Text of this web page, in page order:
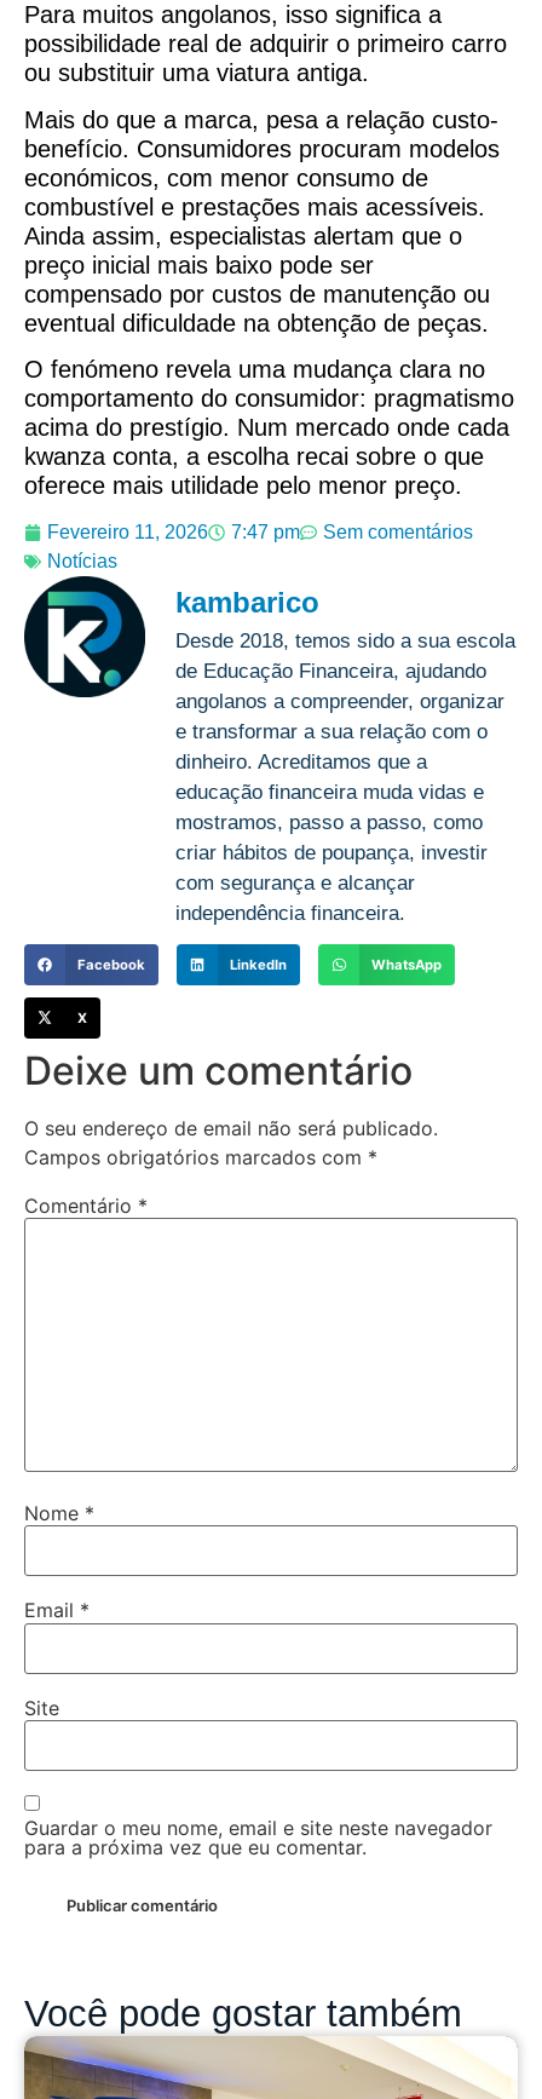
Para muitos angolanos, isso significa a
possibilidade real de adquirir o primeiro carro
ou substituir uma viatura antiga.
Mais do que a marca, pesa a relação custo-
benefício. Consumidores procuram modelos
económicos, com menor consumo de
combustível e prestações mais acessíveis.
Ainda assim, especialistas alertam que o
preço inicial mais baixo pode ser
compensado por custos de manutenção ou
eventual dificuldade na obtenção de peças.
O fenómeno revela uma mudança clara no
comportamento do consumidor: pragmatismo
acima do prestígio. Num mercado onde cada
kwanza conta, a escolha recai sobre o que
oferece mais utilidade pelo menor preço.
Fevereiro 11, 2026 7:47 pm
Sem comentários
Notícias
kambarico
Desde 2018, temos sido a sua escola
de Educação Financeira, ajudando
angolanos a compreender, organizar
e transformar a sua relação com o
dinheiro. Acreditamos que a
educação financeira muda vidas e
mostramos, passo a passo, como
criar hábitos de poupança, investir
com segurança e alcançar
independência financeira.
Facebook LinkedIn WhatsApp
X
Deixe um comentário
O seu endereço de email não será publicado.
Campos obrigatórios marcados com *
Comentário *
Nome *
Email *
Site
Guardar o meu nome, email e site neste navegador
para a próxima vez que eu comentar.
Você pode gostar também